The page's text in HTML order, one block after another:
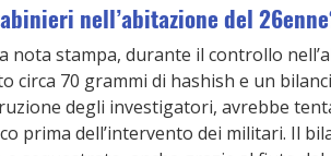
nell’abitazione del
nota stampa, durante il controllo
circa 70 grammi di hashish e un
degli investigatori, avrebbe
prima dell’intervento dei militari. Il